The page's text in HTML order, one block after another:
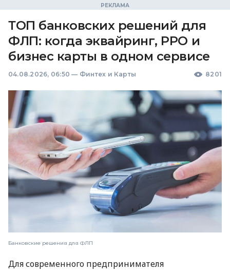
ТОП банковских решений для
ФЛП: когда эквайринг, РРО и
бизнес карты в одном сервисе
04.08.2026, 06:50 — Финтех и Карты 8201
Банковские решения для ФЛП
Для современного предпринимателя